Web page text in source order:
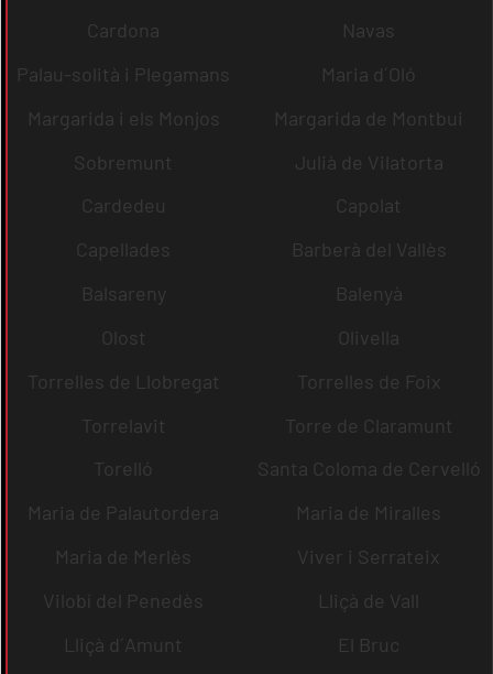
Cardona
Navas
Palau-solità i Plegamans
Maria d´Oló
Margarida i els Monjos
Margarida de Montbui
Sobremunt
Julià de Vilatorta
Cardedeu
Capolat
Capellades
Barberà del Vallès
Balsareny
Balenyà
Olost
Olivella
Torrelles de Llobregat
Torrelles de Foix
Torrelavit
Torre de Claramunt
Torelló
Santa Coloma de Cervelló
Maria de Palautordera
Maria de Miralles
Maria de Merlès
Viver i Serrateix
Vilobí del Penedès
Lliçà de Vall
Lliçà d´Amunt
El Bruc